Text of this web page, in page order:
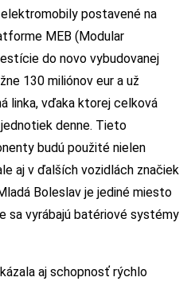
postavené na
MEB (Modular
do novo vybudovanej
130 miliónov eur a už
linka, vďaka ktorej celková
denne. Tieto
budú použité nielen
aj v ďalších vozidlách značiek
Boleslav je jediné miesto
sa vyrábajú batériové systémy
aj schopnosť rýchlo